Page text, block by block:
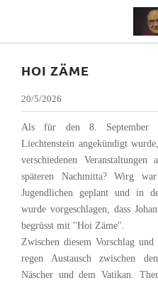
HOI ZÄME
20/5/2026
Als für den 8. September
Liechtenstein angekündigt
verschiedenen
späteren Nachmitta? Wirg
Jugendlichen geplant und in
wurde vorgeschlagen, dass
begrüsst mit "Hoi Zäme".
Zwischen diesem Vorschlag
regen Austausch zwischen
Näscher und dem Vatikan.